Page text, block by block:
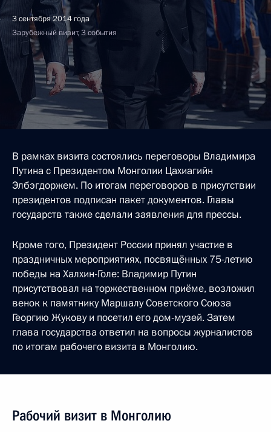
3 сентября 2014 года
Зарубежный визит, 3 события
В рамках визита состоялись переговоры Владимира
Путина с Президентом Монголии Цахиагийн
Элбэгдоржем. По итогам переговоров в присутствии
президентов подписан пакет документов. Главы
государств также сделали заявления для прессы.
Кроме того, Президент России принял участие в
праздничных мероприятиях, посвящённых 75-летию
победы на Халхин-Голе: Владимир Путин
присутствовал на торжественном приёме, возложил
венок к памятнику Маршалу Советского Союза
Георгию Жукову и посетил его дом-музей. Затем
глава государства ответил на вопросы журналистов
по итогам рабочего визита в Монголию.
Рабочий визит в Монголию